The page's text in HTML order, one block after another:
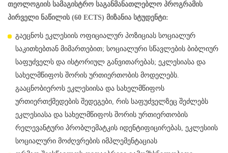
თეოლოგიის სამაგისტრო საგანმანათლებლო პროგრამის
პირველი ნაწილის (60 ECTS) მიზანია სტუდენტი:
გაეცნოს ეკლესიის ოფიციალურ პოზიციას სოციალურ
საკითხებთან მიმართებით; სოციალური სწავლების ბიბლიურ
საფუძველს და ისტორიულ განვითარებას; ეკლესიასა და
სახელმწიფოს შორის ურთიერთობის მოდელებს.
გააცნობიეროს ეკლესიისა და სახელმწიფოს
ურთიერთქმედების შედეგები, რის საფუძველზეც შეძლებს
ეკლესიასა და სახელმწიფოს შორის ურთიერთობის
რელევანტური პრობლემატკის იდენტიფიცირებას, ეკლესიის
სოციალური მოძღვრების იმპლემენტაციას